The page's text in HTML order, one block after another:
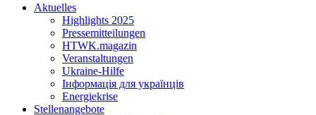
Aktuelles
Highlights 2025
Pressemitteilungen
HTWK.magazin
Veranstaltungen
Ukraine-Hilfe
Інформація для українців
Energiekrise
Stellenangebote